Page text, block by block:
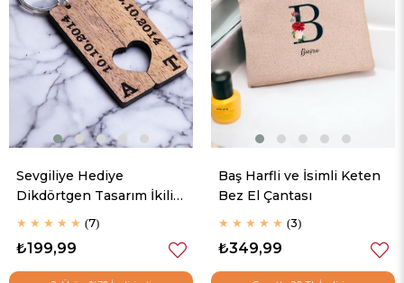
Sevgiliye Hediye
Dikdörtgen Tasarım İkili
Anahtarlık
★ ★ ★ ★ ★ 7
₺199,99
Baş Harfli ve İsimli Keten
Bez El Çantası
★ ★ ★ ★ ★ 3
₺349,99